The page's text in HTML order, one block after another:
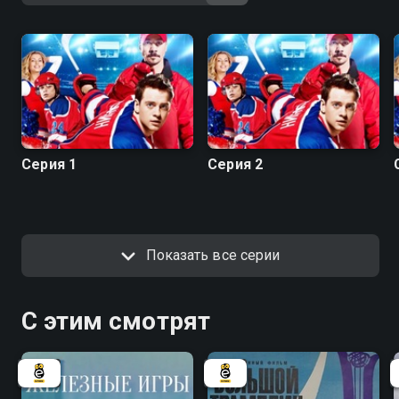
Серия 1 Серия 2
Показать все серии
С этим смотрят